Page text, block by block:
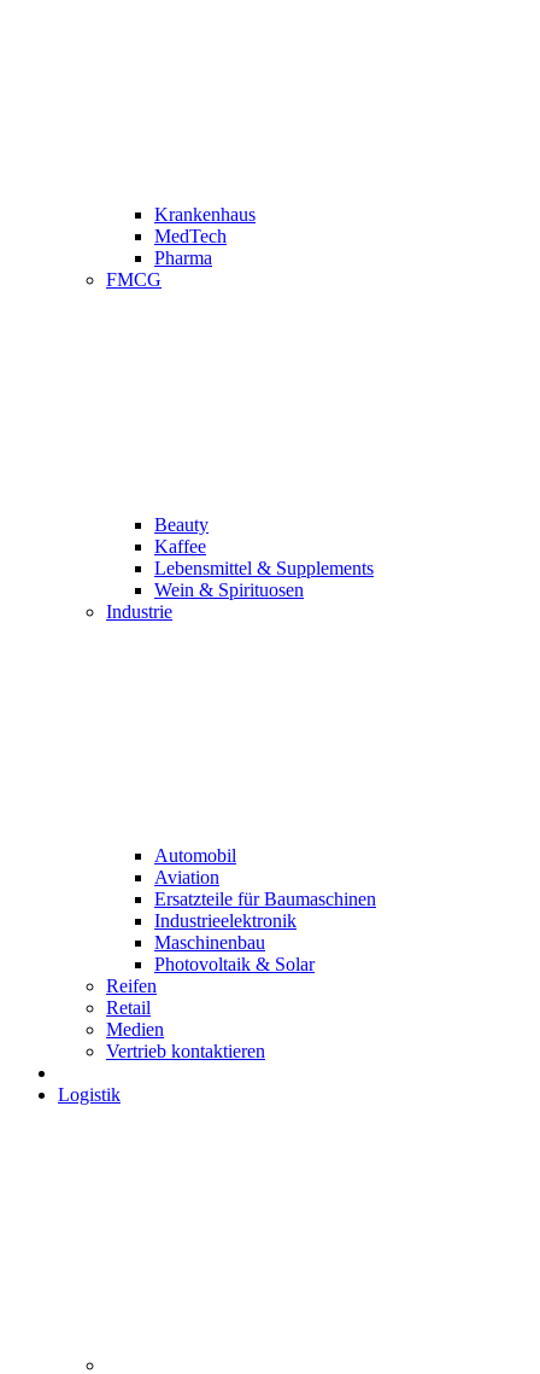
Krankenhaus
MedTech
Pharma
FMCG
Beauty
Kaffee
Lebensmittel & Supplements
Wein & Spirituosen
Industrie
Automobil
Aviation
Ersatzteile für Baumaschinen
Industrieelektronik
Maschinenbau
Photovoltaik & Solar
Reifen
Retail
Medien
Vertrieb kontaktieren
Logistik